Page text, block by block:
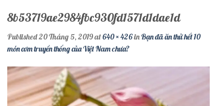
8b53719ae2984fbc930fd1571d1dae1d
Published20 Tháng 5, 2019at640 × 426inBạn đã ăn thử hết 10
món cơm truyền thống của Việt Nam chưa?